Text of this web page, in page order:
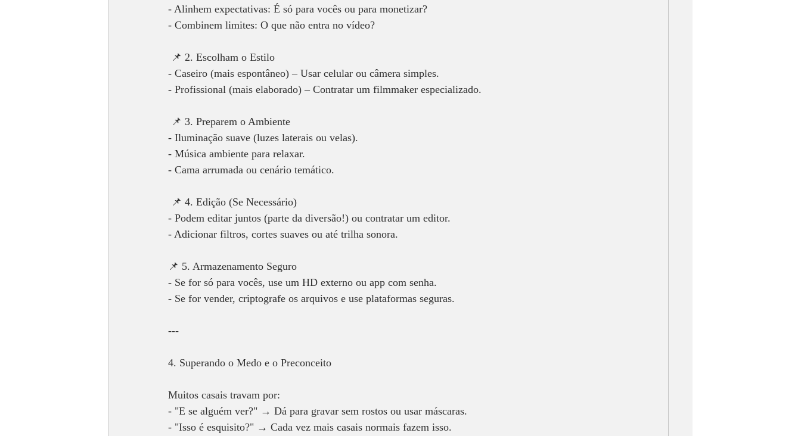
- Alinhem expectativas: É só para vocês ou para monetizar?
- Combinem limites: O que não entra no vídeo?
📌 2. Escolham o Estilo
- Caseiro (mais espontâneo) – Usar celular ou câmera simples.
- Profissional (mais elaborado) – Contratar um filmmaker especializado.
📌 3. Preparem o Ambiente
- Iluminação suave (luzes laterais ou velas).
- Música ambiente para relaxar.
- Cama arrumada ou cenário temático.
📌 4. Edição (Se Necessário)
- Podem editar juntos (parte da diversão!) ou contratar um editor.
- Adicionar filtros, cortes suaves ou até trilha sonora.
📌 5. Armazenamento Seguro
- Se for só para vocês, use um HD externo ou app com senha.
- Se for vender, criptografe os arquivos e use plataformas seguras.
---
4. Superando o Medo e o Preconceito
Muitos casais travam por:
- "E se alguém ver?" → Dá para gravar sem rostos ou usar máscaras.
- "Isso é esquisito?" → Cada vez mais casais normais fazem isso.